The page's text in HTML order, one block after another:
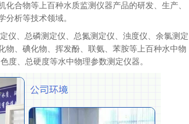
合物等上百种水质监测仪器产品的研发、生产、
分析等技术领域。
、总磷测定仪、总氮测定仪、浊度仪、余氯测定
物、碘化物、挥发酚、联氨、苯胺等上百种水中物
度、总硬度等水中物理参数测定仪器。